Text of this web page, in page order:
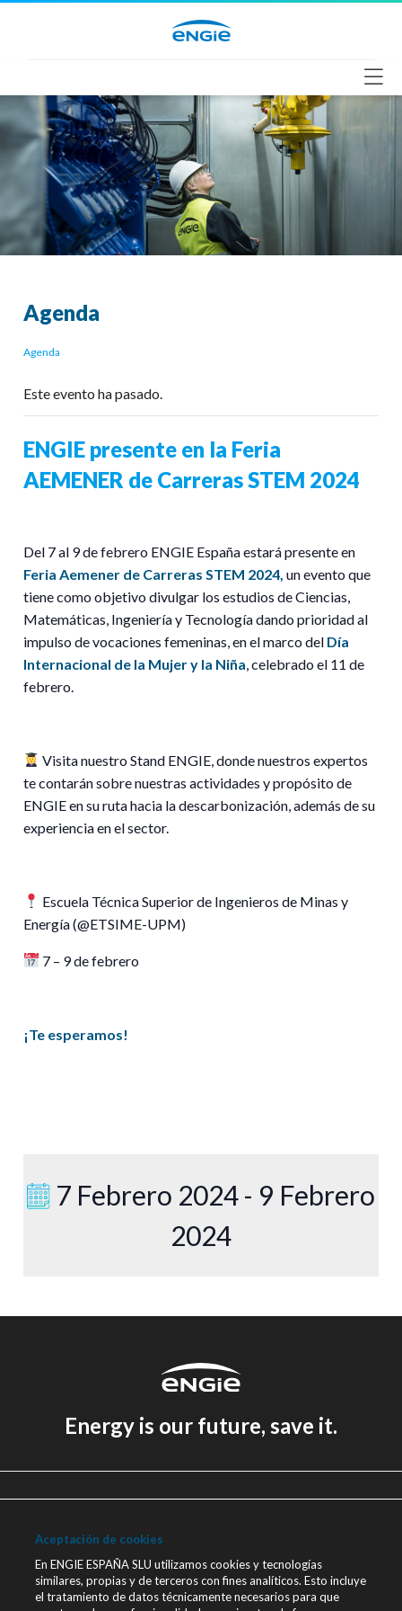
Agenda
Agenda
Este evento ha pasado.
ENGIE presente en la Feria
AEMENER de Carreras STEM 2024
Del 7 al 9 de febrero ENGIE España estará presente en
Feria Aemener de Carreras STEM 2024, un evento que
tiene como objetivo divulgar los estudios de Ciencias,
Matemáticas, Ingeniería y Tecnología dando prioridad al
impulso de vocaciones femeninas, en el marco del Día
Internacional de la Mujer y la Niña, celebrado el 11 de
febrero.
Visita nuestro Stand ENGIE, donde nuestros expertos
te contarán sobre nuestras actividades y propósito de
ENGIE en su ruta hacia la descarbonización, además de su
experiencia en el sector.
Escuela Técnica Superior de Ingenieros de Minas y
Energía (@ETSIME-UPM)
7 – 9 de febrero
¡Te esperamos!
7 Febrero 2024 - 9 Febrero
2024
Energy is our future, save it.
Aviso legal
Política de Privacidad
Política de cookies
Canal Ético
Aceptación de cookies
En ENGIE ESPAÑA SLU utilizamos cookies y tecnologías
similares, propias y de terceros con fines analíticos. Esto incluye
el tratamiento de datos técnicamente necesarios para que